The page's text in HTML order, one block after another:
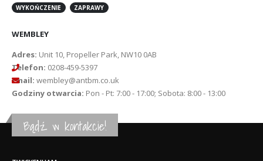
WYKOŃCZENIE
ZAPRAWY
WEMBLEY
Adres: Unit 10, Propeller Park, NW10 0AB
Telefon: 0208-459-5397
Email: wembley@antbm.co.uk
Godziny otwarcia: Pon - Pt: 7:00 - 17:00; Sobota: 8:00 - 13:00
Bądź w kontakcie!